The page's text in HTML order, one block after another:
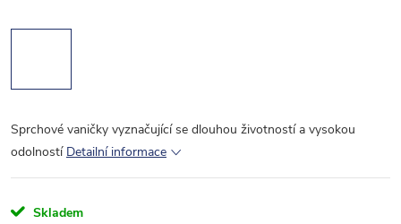
Sprchové vaničky vyznačující se dlouhou životností a vysokou
odolností Detailní informace
Skladem